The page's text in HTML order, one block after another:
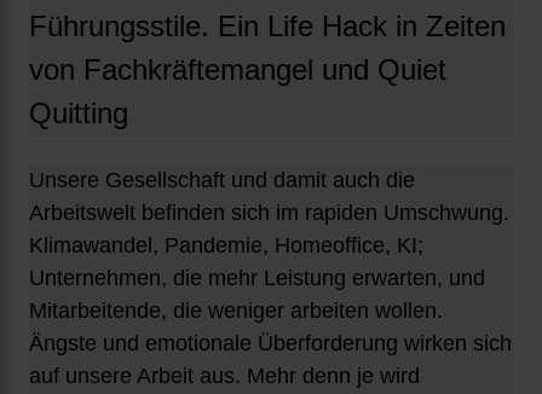
Führungsstile. Ein Life Hack in Zeiten
von Fachkräftemangel und Quiet
Quitting
Unsere Gesellschaft und damit auch die
Arbeitswelt befinden sich im rapiden Umschwung.
Klimawandel, Pandemie, Homeoffice, KI;
Unternehmen, die mehr Leistung erwarten, und
Mitarbeitende, die weniger arbeiten wollen.
Ängste und emotionale Überforderung wirken sich
auf unsere Arbeit aus. Mehr denn je wird